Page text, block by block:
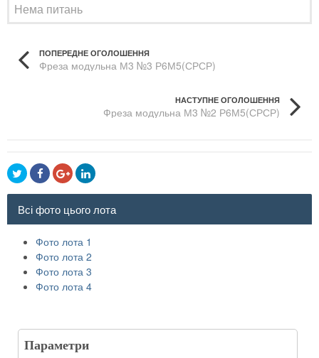
Нема питань
ПОПЕРЕДНЕ ОГОЛОШЕННЯ
Фреза модульна М3 №3 Р6М5(СРСР)
НАСТУПНЕ ОГОЛОШЕННЯ
Фреза модульна М3 №2 Р6М5(СРСР)
Всі фото цього лота
Фото лота 1
Фото лота 2
Фото лота 3
Фото лота 4
Параметри